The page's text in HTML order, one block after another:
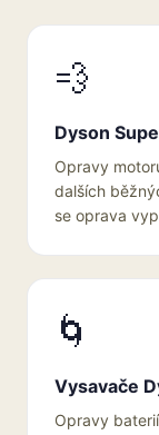
💨
Dyson
Opravy
dalších
se oprava
🌀
Vysavače
Opravy